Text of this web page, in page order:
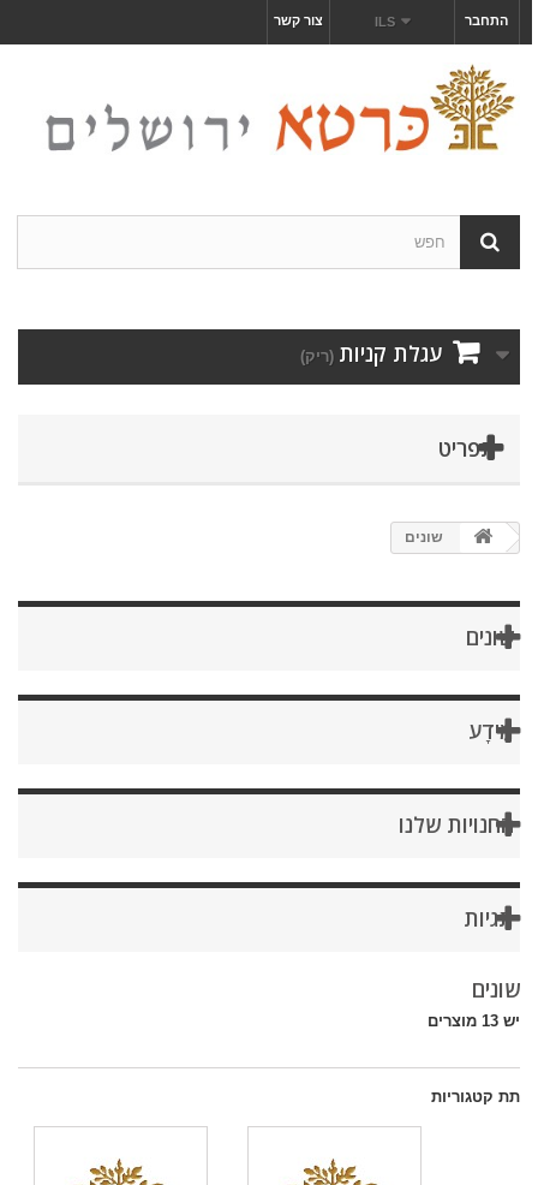
התחבר ILS צור קשר
עגלת קניות (ריק)
תפריט
שונים
שונים
מֵידָע
החנויות שלנו
תגיות
שונים
יש 13 מוצרים
תת קטגוריות